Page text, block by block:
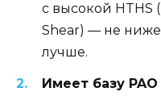
с высокой HTHS
Shear) — не ниже
лучше.
Имеет базу